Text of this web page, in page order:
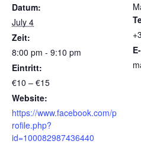
Datum:
July 4
Zeit:
8:00 pm - 9:10 pm
Eintritt:
€10 – €15
Website:
https://www.facebook.com/p
rofile.php?
id=100082987436440